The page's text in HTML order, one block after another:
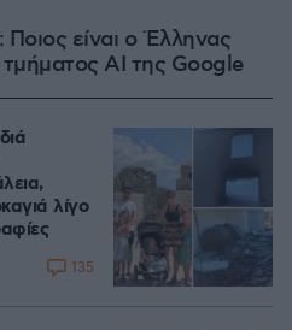
είναι ο Έλληνας
AI της Google
λίγο
135